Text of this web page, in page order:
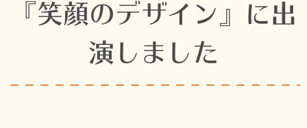
『笑顔のデザイン』に出
演しました